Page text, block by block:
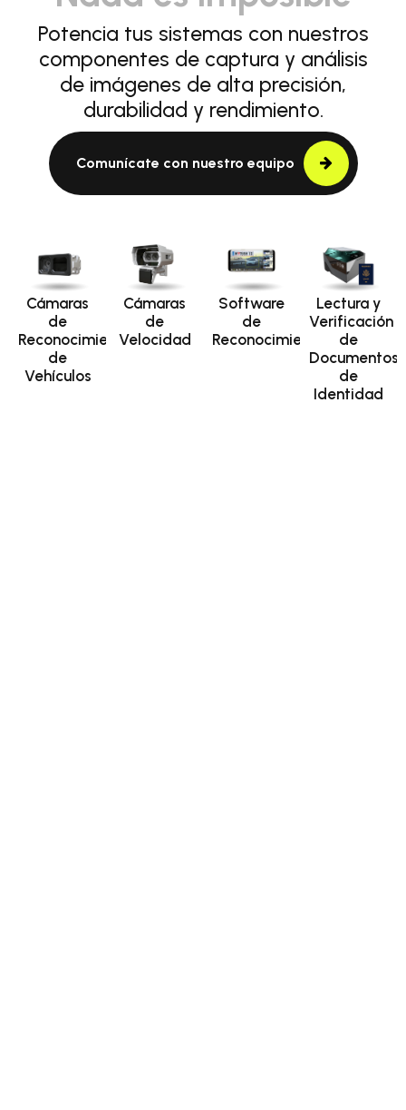
Potencia tus sistemas con nuestros
componentes de captura y análisis
de imágenes de alta precisión,
durabilidad y rendimiento.
Comunícate con nuestro equipo
Cámaras
de
Reconocimiento
de
Vehículos
Cámaras
de
Velocidad
Software
de
Reconocimiento
Lectura y
Verificación
de
Documentos
de
Identidad